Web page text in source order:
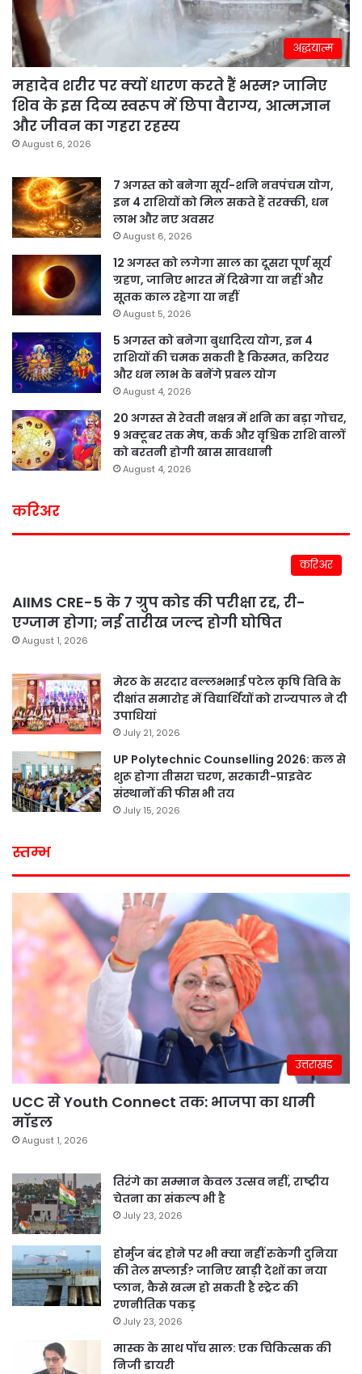
अद्धयात्म
महादेव शरीर पर क्यों धारण करते हैं भस्म? जानिए
शिव के इस दिव्य स्वरूप में छिपा वैराग्य, आत्मज्ञान
और जीवन का गहरा रहस्य
August 6, 2026
7 अगस्त को बनेगा सूर्य-शनि नवपंचम योग,
इन 4 राशियों को मिल सकते हैं तरक्की, धन
लाभ और नए अवसर
August 6, 2026
12 अगस्त को लगेगा साल का दूसरा पूर्ण सूर्य
ग्रहण, जानिए भारत में दिखेगा या नहीं और
सूतक काल रहेगा या नहीं
August 5, 2026
5 अगस्त को बनेगा बुधादित्य योग, इन 4
राशियों की चमक सकती है किस्मत, करियर
और धन लाभ के बनेंगे प्रबल योग
August 4, 2026
20 अगस्त से रेवती नक्षत्र में शनि का बड़ा गोचर,
9 अक्टूबर तक मेष, कर्क और वृश्चिक राशि वालों
को बरतनी होगी खास सावधानी
August 4, 2026
करिअर
करिअर
AIIMS CRE-5 के 7 ग्रुप कोड की परीक्षा रद्द, री-
एग्जाम होगा; नई तारीख जल्द होगी घोषित
August 1, 2026
मेरठ के सरदार वल्लभभाई पटेल कृषि विवि के
दीक्षांत समारोह में विद्यार्थियों को राज्यपाल ने दी
उपाधियां
July 21, 2026
UP Polytechnic Counselling 2026: कल से
शुरू होगा तीसरा चरण, सरकारी-प्राइवेट
संस्थानों की फीस भी तय
July 15, 2026
स्तम्भ
उत्तराखंड
UCC से Youth Connect तक: भाजपा का धामी
मॉडल
August 1, 2026
तिरंगे का सम्मान केवल उत्सव नहीं, राष्ट्रीय
चेतना का संकल्प भी है
July 23, 2026
होर्मुज बंद होने पर भी क्या नहीं रुकेगी दुनिया
की तेल सप्लाई? जानिए खाड़ी देशों का नया
प्लान, कैसे खत्म हो सकती है स्ट्रेट की
रणनीतिक पकड़
July 23, 2026
मास्क के साथ पॉच साल: एक चिकित्सक की
निजी डायरी